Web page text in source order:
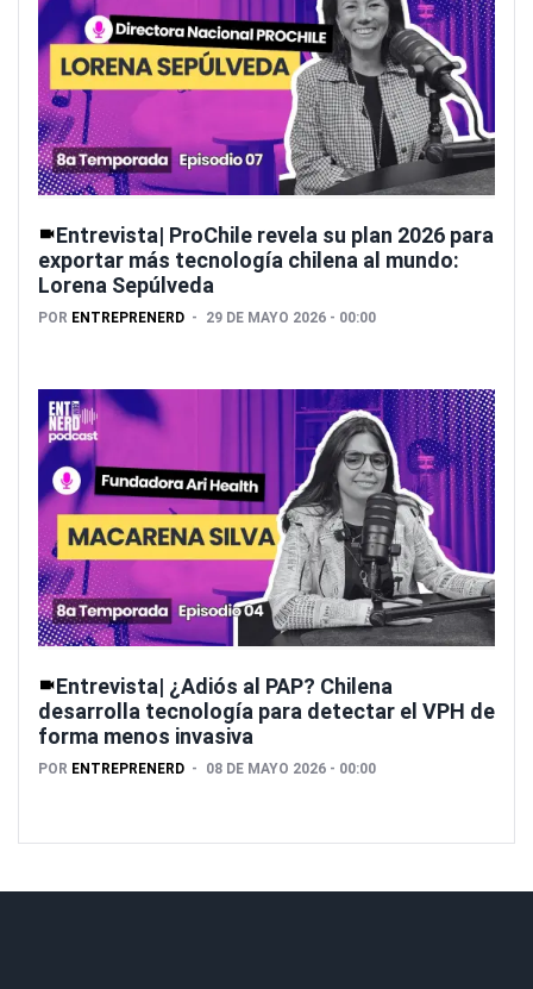
Entrevista| ProChile revela su plan 2026 para
exportar más tecnología chilena al mundo:
Lorena Sepúlveda
POR ENTREPRENERD 29 DE MAYO 2026 - 00:00
Entrevista| ¿Adiós al PAP? Chilena
desarrolla tecnología para detectar el VPH de
forma menos invasiva
POR ENTREPRENERD 08 DE MAYO 2026 - 00:00